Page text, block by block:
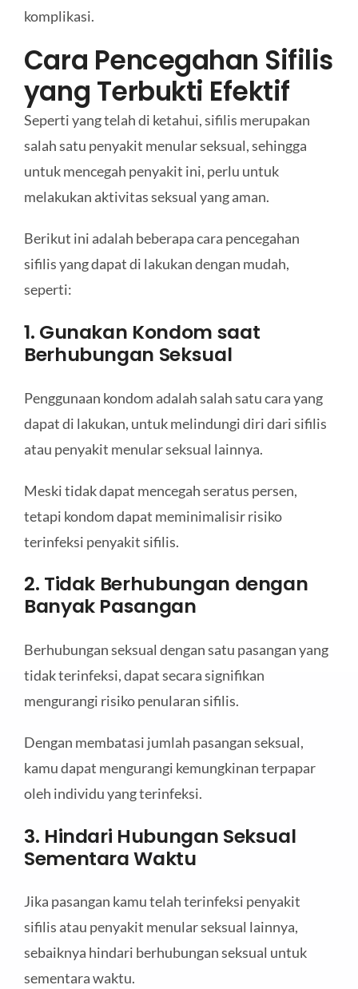
komplikasi.
Cara Pencegahan Sifilis
yang Terbukti Efektif
Seperti yang telah di ketahui, sifilis merupakan
salah satu penyakit menular seksual, sehingga
untuk mencegah penyakit ini, perlu untuk
melakukan aktivitas seksual yang aman.
Berikut ini adalah beberapa cara pencegahan
sifilis yang dapat di lakukan dengan mudah,
seperti:
1. Gunakan Kondom saat
Berhubungan Seksual
Penggunaan kondom adalah salah satu cara yang
dapat di lakukan, untuk melindungi diri dari sifilis
atau penyakit menular seksual lainnya.
Meski tidak dapat mencegah seratus persen,
tetapi kondom dapat meminimalisir risiko
terinfeksi penyakit sifilis.
2. Tidak Berhubungan dengan
Banyak Pasangan
Berhubungan seksual dengan satu pasangan yang
tidak terinfeksi, dapat secara signifikan
mengurangi risiko penularan sifilis.
Dengan membatasi jumlah pasangan seksual,
kamu dapat mengurangi kemungkinan terpapar
oleh individu yang terinfeksi.
3. Hindari Hubungan Seksual
Sementara Waktu
Jika pasangan kamu telah terinfeksi penyakit
sifilis atau penyakit menular seksual lainnya,
sebaiknya hindari berhubungan seksual untuk
sementara waktu.